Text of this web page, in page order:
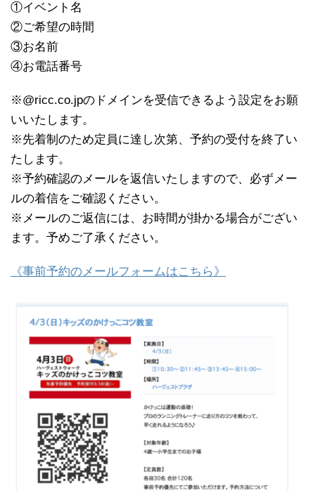
①イベント名
②ご希望の時間
③お名前
④お電話番号
※@ricc.co.jpのドメインを受信できるよう設定をお願
いいたします。
※先着制のため定員に達し次第、予約の受付を終了い
たします。
※予約確認のメールを返信いたしますので、必ずメー
ルの着信をご確認ください。
※メールのご返信には、お時間が掛かる場合がござい
ます。予めご了承ください。
《事前予約のメールフォームはこちら》